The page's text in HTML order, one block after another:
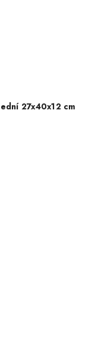
27x40x12 cm